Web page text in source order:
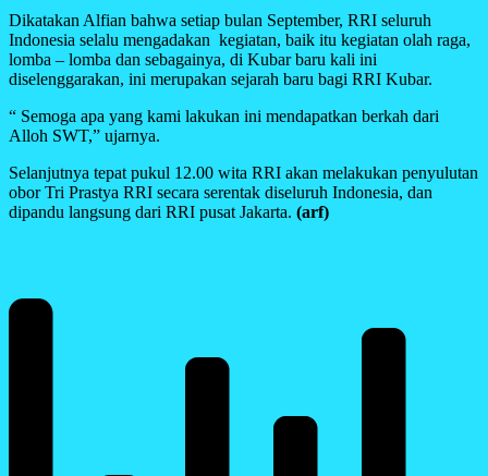
Dikatakan Alfian bahwa setiap bulan September, RRI seluruh
Indonesia selalu mengadakan kegiatan, baik itu kegiatan olah raga,
lomba – lomba dan sebagainya, di Kubar baru kali ini
diselenggarakan, ini merupakan sejarah baru bagi RRI Kubar.
“ Semoga apa yang kami lakukan ini mendapatkan berkah dari
Alloh SWT,” ujarnya.
Selanjutnya tepat pukul 12.00 wita RRI akan melakukan penyulutan
obor Tri Prastya RRI secara serentak diseluruh Indonesia, dan
dipandu langsung dari RRI pusat Jakarta. (arf)